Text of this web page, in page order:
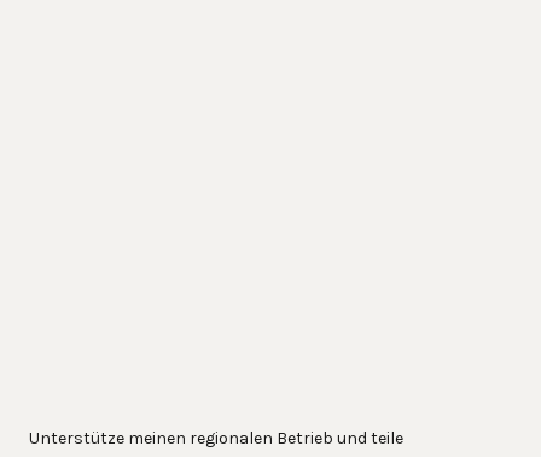
Unterstütze meinen regionalen Betrieb und teile